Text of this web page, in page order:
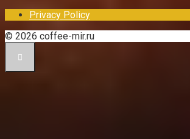
Privacy Policy
© 2026 coffee-mir.ru